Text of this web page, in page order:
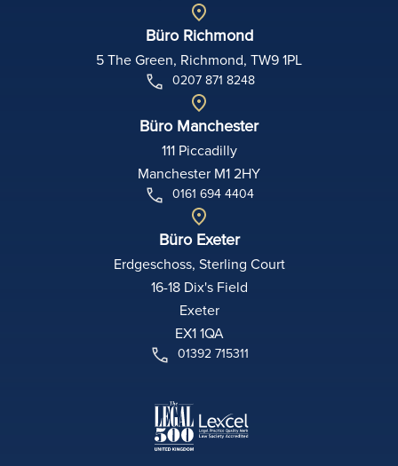
Büro Richmond
5 The Green, Richmond, TW9 1PL
0207 871 8248
Büro Manchester
111 Piccadilly
Manchester M1 2HY
0161 694 4404
Büro Exeter
Erdgeschoss, Sterling Court
16-18 Dix's Field
Exeter
EX1 1QA
01392 715311